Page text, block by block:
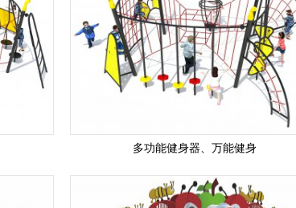
多功能健身器、万能健身